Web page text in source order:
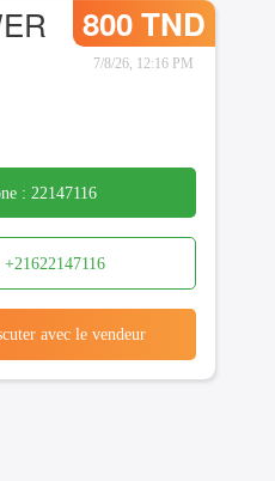
800 TND
7/8/26, 12:16 PM
: 22147116
+21622147116
avec le vendeur